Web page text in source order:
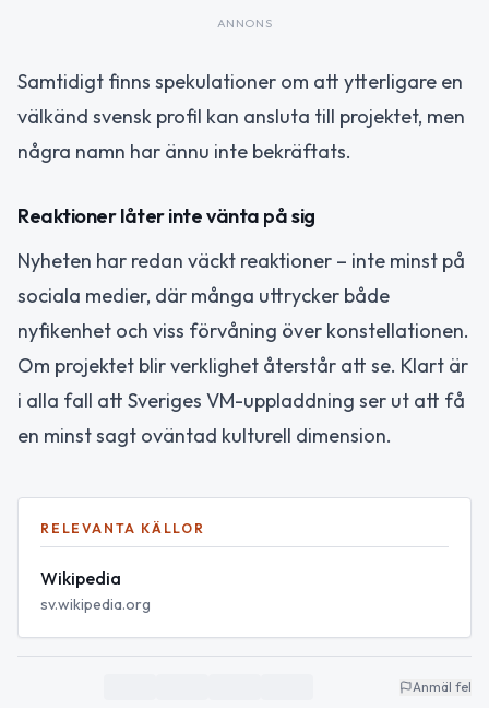
ANNONS
Samtidigt finns spekulationer om att ytterligare en
välkänd svensk profil kan ansluta till projektet, men
några namn har ännu inte bekräftats.
Reaktioner låter inte vänta på sig
Nyheten har redan väckt reaktioner – inte minst på
sociala medier, där många uttrycker både
nyfikenhet och viss förvåning över konstellationen.
Om projektet blir verklighet återstår att se. Klart är
i alla fall att Sveriges VM-uppladdning ser ut att få
en minst sagt oväntad kulturell dimension.
RELEVANTA KÄLLOR
Wikipedia
sv.wikipedia.org
Anmäl fel